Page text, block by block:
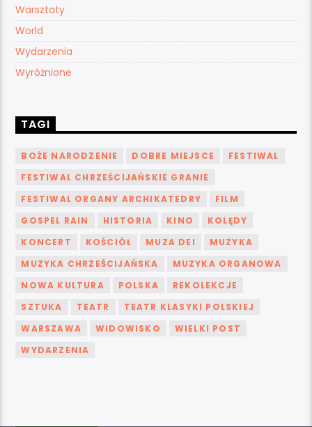
Warsztaty
World
Wydarzenia
Wyróżnione
TAGI
BOŻE NARODZENIE DOBRE MIEJSCE
FESTIWAL
FESTIWAL CHRZEŚCIJAŃSKIE GRANIE
FESTIWAL ORGANY ARCHIKATEDRY
FILM
GOSPEL RAIN
HISTORIA KINO
KOLĘDY
KONCERT
KOŚCIÓŁ MUZA DEI
MUZYKA
MUZYKA CHRZEŚCIJAŃSKA
MUZYKA ORGANOWA
NOWA KULTURA
POLSKA
REKOLEKCJE
SZTUKA
TEATR
TEATR KLASYKI POLSKIEJ
WARSZAWA
WIDOWISKO
WIELKI POST
WYDARZENIA